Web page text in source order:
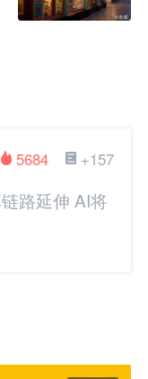
+157
5684
路延伸 AI将